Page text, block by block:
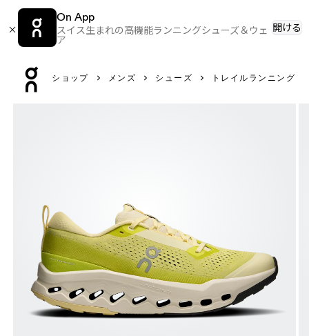
On App
スイス生まれの高機能ランニングシューズ＆ウェ
ア
開ける
ショップ メンズ シューズ トレイルランニング